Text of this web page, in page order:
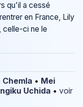
qu'il a cessé
en France, Lily
celle-ci ne le
• Mei
Uchida • voir